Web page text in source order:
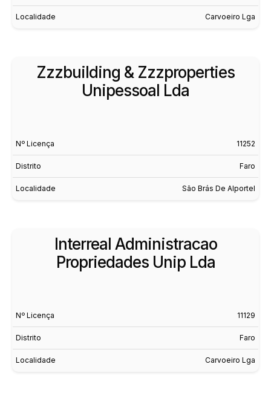
Localidade Carvoeiro Lga
Zzzbuilding & Zzzproperties
Unipessoal Lda
Nº Licença 11252
Distrito Faro
Localidade São Brás De Alportel
Interreal Administracao
Propriedades Unip Lda
Nº Licença 11129
Distrito Faro
Localidade Carvoeiro Lga